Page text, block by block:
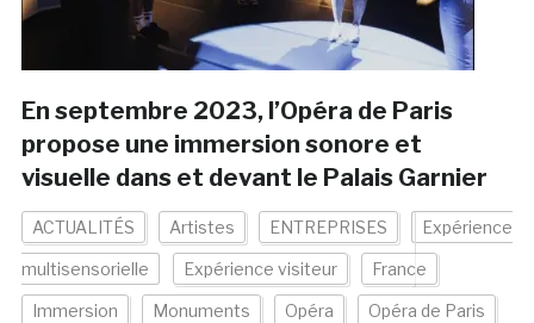
En septembre 2023, l’Opéra de Paris
propose une immersion sonore et
visuelle dans et devant le Palais Garnier
ACTUALITÉS Artistes ENTREPRISES Expérience
multisensorielle Expérience visiteur France
Immersion Monuments Opéra Opéra de Paris